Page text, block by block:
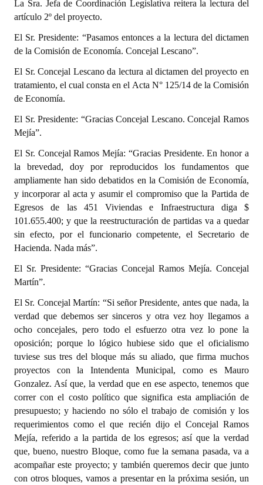
La Sra. Jefa de Coordinación Legislativa reitera la lectura del
artículo 2º del proyecto.
El Sr. Presidente: “Pasamos entonces a la lectura del dictamen
de la Comisión de Economía. Concejal Lescano”.
El Sr. Concejal Lescano da lectura al dictamen del proyecto en
tratamiento, el cual consta en el Acta N° 125/14 de la Comisión
de Economía.
El Sr. Presidente: “Gracias Concejal Lescano. Concejal Ramos
Mejía”.
El Sr. Concejal Ramos Mejía: “Gracias Presidente. En honor a
la brevedad, doy por reproducidos los fundamentos que
ampliamente han sido debatidos en la Comisión de Economía,
y incorporar al acta y asumir el compromiso que la Partida de
Egresos de las 451 Viviendas e Infraestructura diga $
101.655.400; y que la reestructuración de partidas va a quedar
sin efecto, por el funcionario competente, el Secretario de
Hacienda. Nada más”.
El Sr. Presidente: “Gracias Concejal Ramos Mejía. Concejal
Martín”.
El Sr. Concejal Martín: “Si señor Presidente, antes que nada, la
verdad que debemos ser sinceros y otra vez hoy llegamos a
ocho concejales, pero todo el esfuerzo otra vez lo pone la
oposición; porque lo lógico hubiese sido que el oficialismo
tuviese sus tres del bloque más su aliado, que firma muchos
proyectos con la Intendenta Municipal, como es Mauro
Gonzalez. Así que, la verdad que en ese aspecto, tenemos que
correr con el costo político que significa esta ampliación de
presupuesto; y haciendo no sólo el trabajo de comisión y los
requerimientos como el que recién dijo el Concejal Ramos
Mejía, referido a la partida de los egresos; así que la verdad
que, bueno, nuestro Bloque, como fue la semana pasada, va a
acompañar este proyecto; y también queremos decir que junto
con otros bloques, vamos a presentar en la próxima sesión, un